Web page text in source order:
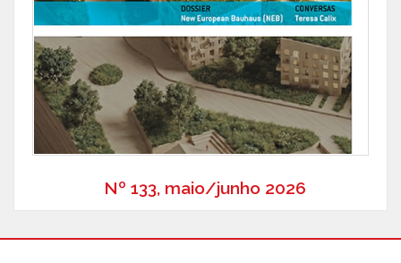
Nº 133, maio/junho 2026